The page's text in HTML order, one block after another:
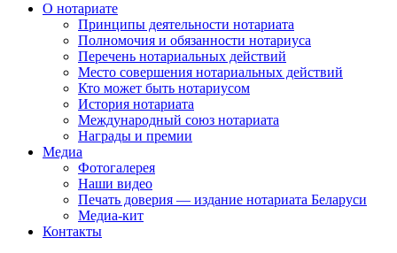
О нотариате
Принципы деятельности нотариата
Полномочия и обязанности нотариуса
Перечень нотариальных действий
Место совершения нотариальных действий
Кто может быть нотариусом
История нотариата
Международный союз нотариата
Награды и премии
Медиа
Фотогалерея
Наши видео
Печать доверия — издание нотариата Беларуси
Медиа-кит
Контакты